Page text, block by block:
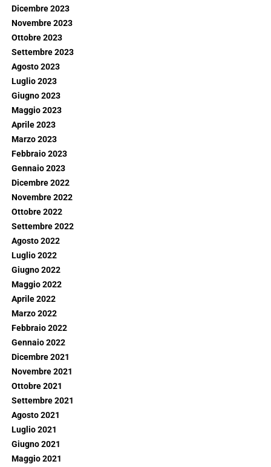
Dicembre 2023
Novembre 2023
Ottobre 2023
Settembre 2023
Agosto 2023
Luglio 2023
Giugno 2023
Maggio 2023
Aprile 2023
Marzo 2023
Febbraio 2023
Gennaio 2023
Dicembre 2022
Novembre 2022
Ottobre 2022
Settembre 2022
Agosto 2022
Luglio 2022
Giugno 2022
Maggio 2022
Aprile 2022
Marzo 2022
Febbraio 2022
Gennaio 2022
Dicembre 2021
Novembre 2021
Ottobre 2021
Settembre 2021
Agosto 2021
Luglio 2021
Giugno 2021
Maggio 2021